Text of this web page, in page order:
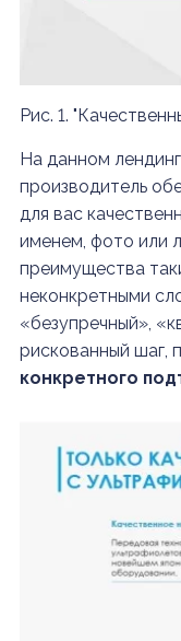
Рис. 1.
На данном
производитель
для вас
именем, фото или
преимущества
неконкретными
«безупречный»,
рискованный шаг,
конкретного